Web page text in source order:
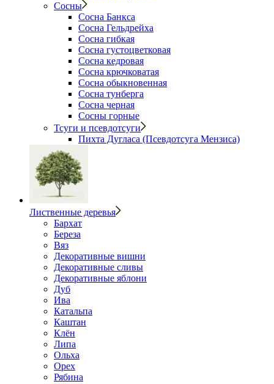
Сосны
Сосна Банкса
Сосна Гельдрейха
Сосна гибкая
Сосна густоцветковая
Сосна кедровая
Сосна крючковатая
Сосна обыкновенная
Сосна тунберга
Сосна черная
Сосны горные
Тсуги и псевдотсуги
Пихта Дугласа (Псевдотсуга Мензиса)
Лиственные деревья
Бархат
Береза
Вяз
Декоративные вишни
Декоративные сливы
Декоративные яблони
Дуб
Ива
Катальпа
Каштан
Клён
Липа
Ольха
Орех
Рябина